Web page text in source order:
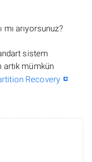
mı arıyorsunuz?
sistem
artık mümkün
Recovery